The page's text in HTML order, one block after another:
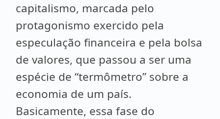
capitalismo, marcada pelo
protagonismo exercido pela
especulação financeira e pela bolsa
de valores, que passou a ser uma
espécie de “termômetro” sobre a
economia de um país.
Basicamente, essa fase do